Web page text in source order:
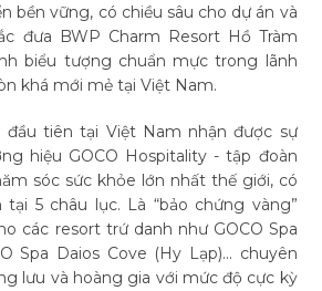
bền vững, có chiều sâu cho dự án và
đưa BWP Charm Resort Hồ Tràm
biểu tượng chuẩn mực trong lãnh
khá mới mẻ tại Việt Nam.
tiên tại Việt Nam nhận được sự
hiệu GOCO Hospitality - tập đoàn
sóc sức khỏe lớn nhất thế giới, có
5 châu lục. Là “bảo chứng vàng”
các resort trứ danh như GOCO Spa
Spa Daios Cove (Hy Lạp)... chuyên
lưu và hoàng gia với mức độ cực kỳ